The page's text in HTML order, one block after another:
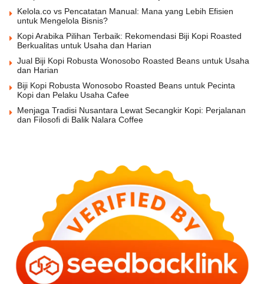
Kelola.co vs Pencatatan Manual: Mana yang Lebih Efisien
untuk Mengelola Bisnis?
Kopi Arabika Pilihan Terbaik: Rekomendasi Biji Kopi Roasted
Berkualitas untuk Usaha dan Harian
Jual Biji Kopi Robusta Wonosobo Roasted Beans untuk Usaha
dan Harian
Biji Kopi Robusta Wonosobo Roasted Beans untuk Pecinta
Kopi dan Pelaku Usaha Cafee
Menjaga Tradisi Nusantara Lewat Secangkir Kopi: Perjalanan
dan Filosofi di Balik Nalara Coffee